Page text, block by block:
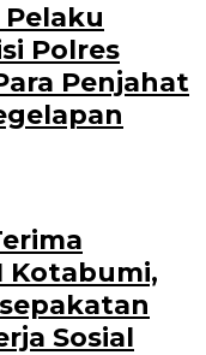
Polres
Penjahat
Kotabumi,
Sosial